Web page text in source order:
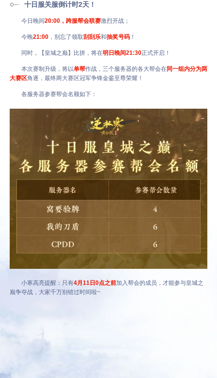
十日服关服倒计时2天！
今日晚间20:00，跨服帮会联赛激烈开战；
今晚21:00 ，别忘了领取刮刮乐和抽奖号码 ！
同时，【皇城之巅】比拼，将在明日晚间21:30正式开启！
本次赛制升级，将以单帮作战，三个服务器的各大帮会在同一组内分为两
大赛区角逐，最终两大赛区冠军争锋金銮至尊荣耀！
各服务器参赛帮会名额如下：
小寒高亮提醒：只有4月11日0点之前加入帮会的成员，才能参与皇城之
巅争夺战，大家千万别错过时间啦~